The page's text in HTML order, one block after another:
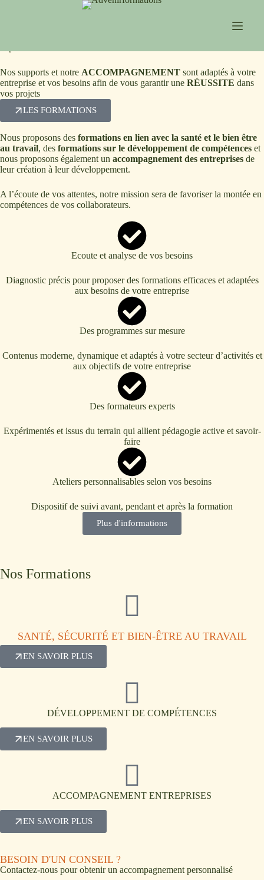
Nos supports et notre ACCOMPAGNEMENT sont adaptés à votre
entreprise et vos besoins afin de vous garantir une RÉUSSITE dans
vos projets
LES FORMATIONS
Nous proposons des formations en lien avec la santé et le bien être
au travail, des formations sur le développement de compétences et
nous proposons également un accompagnement des entreprises de
leur création à leur développement.
A l’écoute de vos attentes, notre mission sera de favoriser la montée en
compétences de vos collaborateurs.
Ecoute et analyse de vos besoins
Diagnostic précis pour proposer des formations efficaces et adaptées
aux besoins de votre entreprise
Des programmes sur mesure
Contenus moderne, dynamique et adaptés à votre secteur d’activités et
aux objectifs de votre entreprise
Des formateurs experts
Expérimentés et issus du terrain qui allient pédagogie active et savoir-
faire
Ateliers personnalisables selon vos besoins
Dispositif de suivi avant, pendant et après la formation
Plus d'informations
Nos Formations
SANTÉ, SÉCURITÉ ET BIEN-ÊTRE AU TRAVAIL
EN SAVOIR PLUS
DÉVELOPPEMENT DE COMPÉTENCES
EN SAVOIR PLUS
ACCOMPAGNEMENT ENTREPRISES
EN SAVOIR PLUS
BESOIN D'UN CONSEIL ?
Contactez-nous pour obtenir un accompagnement personnalisé